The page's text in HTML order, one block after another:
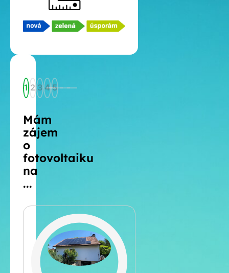
1 2 3 4 5
Mám
zájem
o
fotovoltaiku
na
...
Šikmá